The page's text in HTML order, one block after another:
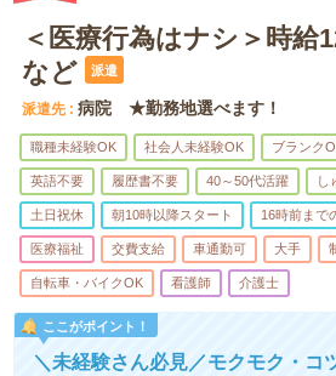
＜医療行為はナシ＞時給
など
派遣
派遣先 病院 ★勤務地選べます！
職種未経験OK 社会人未経験OK ブランク
英語不要 履歴書不要 40～50代活躍 し
土日祝休 朝10時以降スタート 16時前まで
医療福祉 交費支給 車通勤可 大手
自転車・バイクOK 看護師 介護士
ここがポイント！
＼未経験さん必見／モクモク・コ